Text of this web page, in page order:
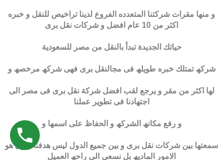
و منھا مقرات شركتنا المتعدده الفروع لدینا تراخیص للنقل و خبره
اكثر من 10 عام افضل و شركات نقل برى
حياتك الجديدة تبدأ بالنقل من مصر للسعودية
شركھ تمتلك خبره طویلھ فى مجالنقل برى فھى شركھ مرخصھ و
لھا اكثر من مقر و یرجع لقب افضل شركة نقل برى فى مصر الى
اجتھادنا فى تطویر عملنا
و رفع مكانھ الشركھ و الحفاظ على اسمھا و
سمعتھا بین شركات نقل برى و بین جمیع الدول لیس ھدفنا الاول ھو
الامور المادیھ بل نسعى الى راحھ العمیل